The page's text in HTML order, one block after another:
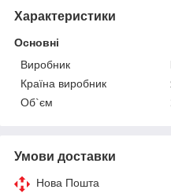
Характеристики
Основні
Виробник
Країна виробник
Об`єм
Умови доставки
Нова Пошта